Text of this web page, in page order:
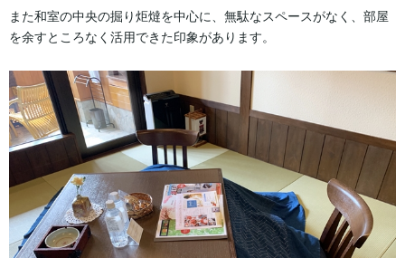
また和室の中央の掘り炬燵を中心に、無駄なスペースがなく、部屋
を余すところなく活用できた印象があります。